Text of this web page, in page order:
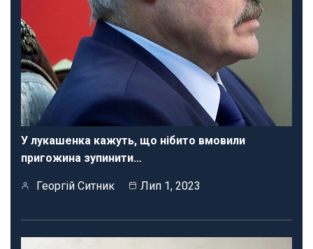
У лукашенка кажуть, що нібито вмовили
пригожина зупинити…
Георгій Ситник Лип 1, 2023